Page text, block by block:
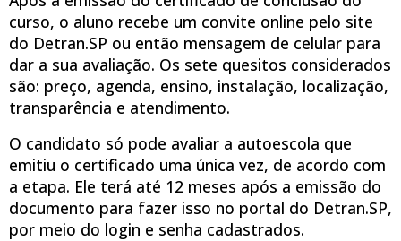
curso, o aluno recebe um convite online pelo site
do Detran.SP ou então mensagem de celular para
dar a sua avaliação. Os sete quesitos considerados
são: preço, agenda, ensino, instalação, localização,
transparência e atendimento.
O candidato só pode avaliar a autoescola que
emitiu o certificado uma única vez, de acordo com
a etapa. Ele terá até 12 meses após a emissão do
documento para fazer isso no portal do Detran.SP,
por meio do login e senha cadastrados.